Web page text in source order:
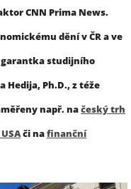
CNN Prima News.
dění v ČR a ve
studijního
Hedija, Ph.D., z téže
např. načeský trh
či nafinanční